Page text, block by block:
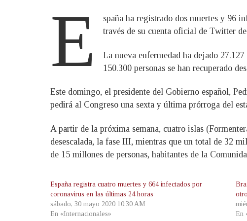
E
spaña ha registrado dos muertes y 96
través de su cuenta oficial de Twitter
La nueva enfermedad ha dejado
150.300 personas se han recuperado
Este domingo, el presidente del Gobierno español,
pedirá al Congreso una sexta y última prórroga del
A partir de la próxima semana, cuatro islas
desescalada, la fase III, mientras que un total de 32
de 15 millones de personas, habitantes de la
España registra cuatro muertes y 664 infectados por
coronavirus en las últimas 24 horas
sábado, 30 mayo 2020 10:30 AM
En «Internacionales»
En